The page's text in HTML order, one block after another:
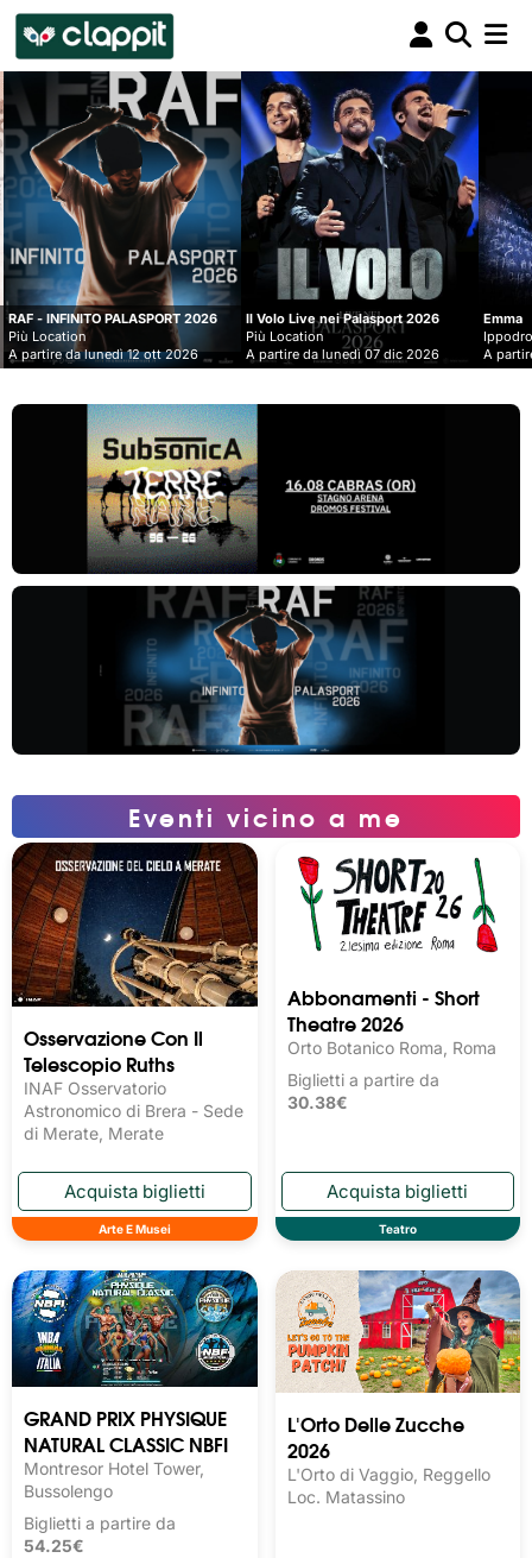
Clappit
biglietteria
2026
Il Volo Live nei Palasport 2026
Più Location
A partire da lunedì 07 dic 2026
Emma
Ippodromo Snai - San Siro
A partire da mercoledì 09 set 2026
Eventi vicino a me
Osservazione Con Il
Telescopio Ruths
INAF Osservatorio
Astronomico di Brera - Sede
di Merate, Merate
Arte E Musei
Abbonamenti - Short
Theatre 2026
Orto Botanico Roma, Roma
Biglietti a partire da
30.38€
Teatro
GRAND PRIX PHYSIQUE
NATURAL CLASSIC NBFI
Montresor Hotel Tower,
Bussolengo
Biglietti a partire da
54.25€
L'Orto Delle Zucche
2026
L'Orto di Vaggio, Reggello
Loc. Matassino